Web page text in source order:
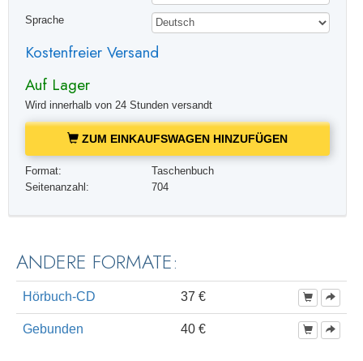
Sprache
Kostenfreier Versand
Auf Lager
Wird innerhalb von 24 Stunden versandt
ZUM EINKAUFSWAGEN HINZUFÜGEN
Format:
Taschenbuch
Seitenanzahl:
704
ANDERE FORMATE:
Hörbuch-CD 37 €
Gebunden 40 €